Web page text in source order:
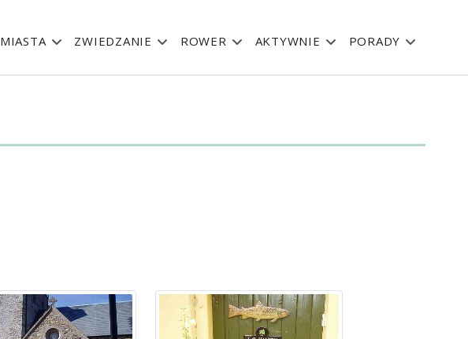
MIASTA ZWIEDZANIE ROWER AKTYWNIE PORADY